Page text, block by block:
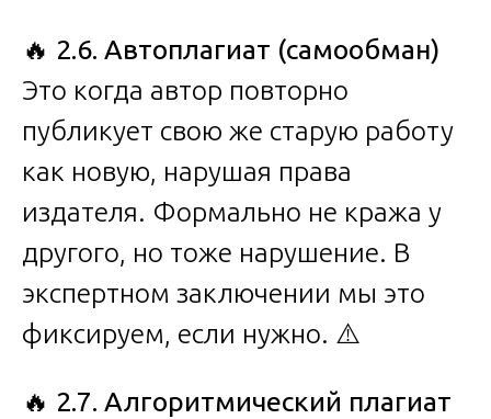
🔥 2.6. Автоплагиат (самообман)
Это когда автор повторно
публикует свою же старую работу
как новую, нарушая права
издателя. Формально не кража у
другого, но тоже нарушение. В
экспертном заключении мы это
фиксируем, если нужно. ⚠️
🔥 2.7. Алгоритмический плагиат